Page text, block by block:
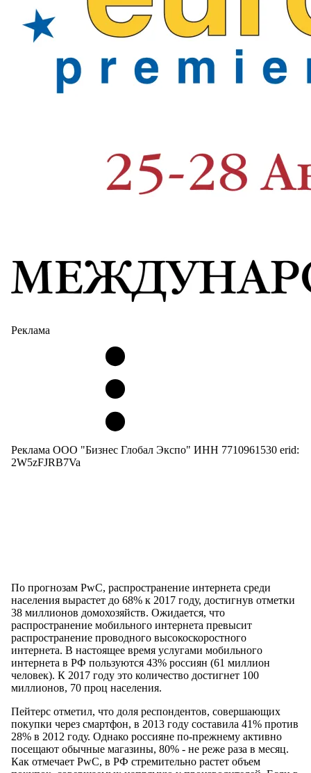
Реклама
Реклама ООО "Бизнес Глобал Экспо" ИНН 7710961530 erid:
2W5zFJRB7Va
По прогнозам PwC, распространение интернета среди
населения вырастет до 68% к 2017 году, достигнув отметки
38 миллионов домохозяйств. Ожидается, что
распространение мобильного интернета превысит
распространение проводного высокоскоростного
интернета. В настоящее время услугами мобильного
интернета в РФ пользуются 43% россиян (61 миллион
человек). К 2017 году это количество достигнет 100
миллионов, 70 проц населения.
Пейтерс отметил, что доля респондентов, совершающих
покупки через смартфон, в 2013 году составила 41% против
28% в 2012 году. Однако россияне по-прежнему активно
посещают обычные магазины, 80% - не реже раза в месяц.
Как отмечает PwC, в РФ стремительно растет объем